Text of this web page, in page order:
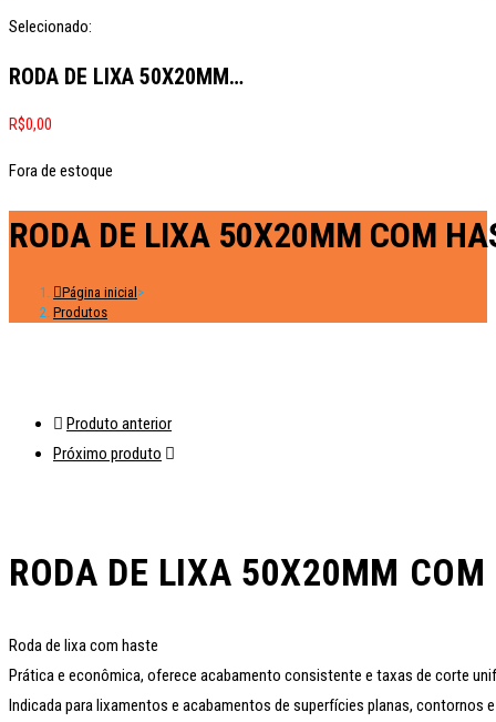
Selecionado:
RODA DE LIXA 50X20MM…
R$0,00
Fora de estoque
RODA DE LIXA 50X20MM COM
Página inicial >
Produtos
Produto anterior
Próximo produto
RODA DE LIXA 50X20MM
Roda de lixa com haste
Prática e econômica, oferece acabamento consistente e taxas de corte
Indicada para lixamentos e acabamentos de superfícies planas,